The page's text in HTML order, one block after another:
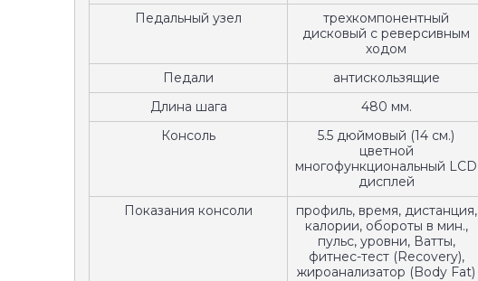
Педальный узел
трехкомпонентный
дисковый с реверсивным
ходом
Педали
антискользящие
Длина шага
480 мм.
Консоль
5.5 дюймовый (14 см.)
цветной
многофункциональный LCD
дисплей
Показания консоли
профиль, время, дистанция,
калории, обороты в мин.,
пульс, уровни, Ватты,
фитнес-тест (Recovery),
жироанализатор (Body Fat)